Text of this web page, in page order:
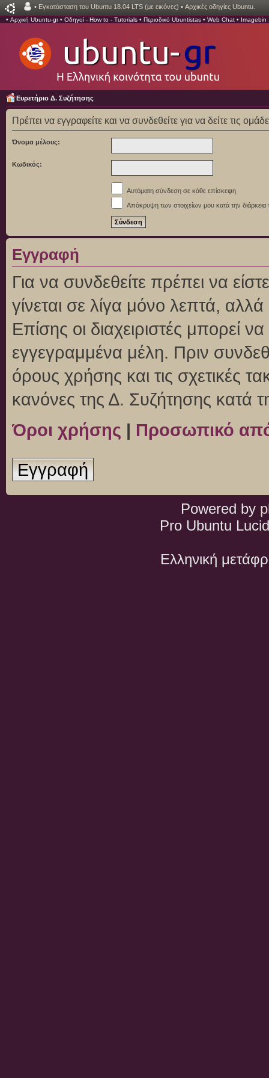
• Εγκατάσταση του Ubuntu 18.04 LTS (με εικόνες) • Αρχικές οδηγίες Ubuntu.
• Αρχική Ubuntu-gr• Οδηγοί - How to - Tutorials • Περιοδικό Ubuntistas • Web Chat • Imagebin
Ευρετήριο Δ. Συζήτησης
Πρέπει να εγγραφείτε και να συνδεθείτε για να δείτε τις
Όνομα μέλους:
Κωδικός:
Αυτόματη σύνδεση σε κάθε επίσκεψη
Απόκρυψη των στοιχείων μου κατά την διάρκεια
Εγγραφή
Για να συνδεθείτε πρέπει να
γίνεται σε λίγα μόνο λεπτά,
Επίσης οι διαχειριστές μπορεί
εγγεγραμμένα μέλη. Πριν
όρους χρήσης και τις σχετικές
κανόνες της Δ. Συζήτησης κατά
Όροι χρήσης | Προσωπικό
Εγγραφή
Powered by
Pro Ubuntu
Ελληνική